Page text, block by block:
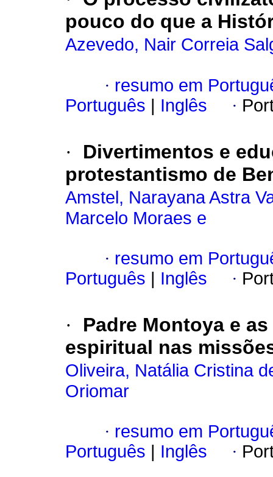
pouco do que a
Azevedo, Nair Correia
· resumo em
Português
Inglês ·
·
Divertimentos e
protestantismo de
Amstel, Narayana Astra
Marcelo Moraes e
· resumo em
Português
Inglês ·
·
Padre Montoya e
espiritual nas
Oliveira, Natália Cristina
Oriomar
· resumo em
Português
Inglês ·